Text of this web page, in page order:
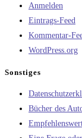
Anmelden
Eintrags-Feed
Kommentar-
WordPress.org
Sonstiges
Bücher des